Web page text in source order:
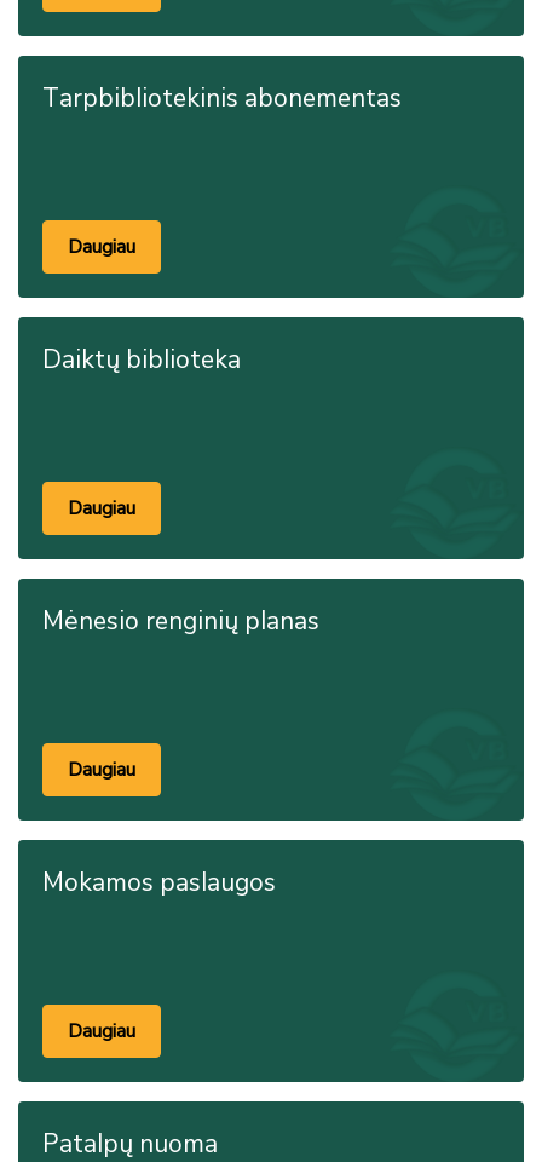
Tarpbibliotekinis abonementas
Daugiau
Daiktų biblioteka
Daugiau
Mėnesio renginių planas
Daugiau
Mokamos paslaugos
Daugiau
Patalpų nuoma